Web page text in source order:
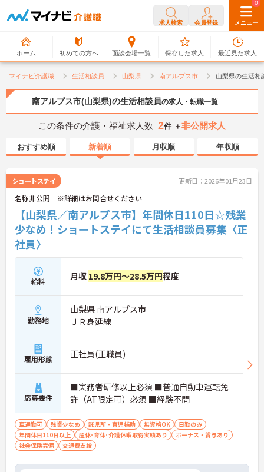
求人検索 会員登録 メニュー
ホーム 初めての方へ 面談会場一覧
0
保存した求人
0
最近見た求人
マイナビ介護職 生活相談員 山梨県 南アルプス市 山梨県の生活相
南アルプス市(山梨県)の生活相談員の求人・転職一覧
この条件の介護・福祉求人数 2件 ＋非公開求人
おすすめ順 新着順 月収順 年収順
ショートステイ 更新日：2026年01月23日
名称非公開 ※詳細はお問合せください
【山梨県／南アルプス市】年間休日110日☆残業
少なめ！ショートステイにて生活相談員募集〈正
社員〉
給料 月収 19.8万円～28.5万円程度
勤務地
山梨県 南アルプス市
ＪＲ身延線
雇用形態 正社員(正職員)
応募要件
■実務者研修以上必須 ■普通自動車運転免
許（AT限定可）必須 ■経験不問
車通勤可 残業少なめ 託児所・育児補助 無資格OK
日勤のみ
年間休日110日以上
産休･育休･介護休暇取得実績あり
ボーナス・賞与あり
社会保険完備
交通費支給